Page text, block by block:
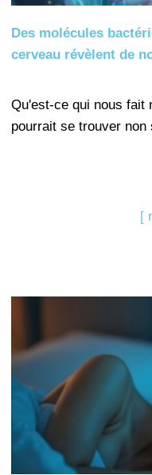
Des molécules
cerveau révèlent de
Qu'est-ce qui nous fait
pourrait se trouver
[